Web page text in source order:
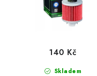
Skladem
140 Kč